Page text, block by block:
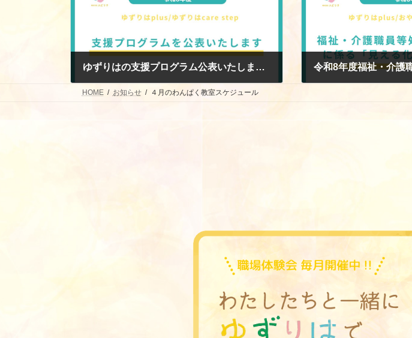
ゆずりはの支援プログラム公表いたします。
2026年4月1日
HOME お知らせ ４月のわんぱく教室スケジュール